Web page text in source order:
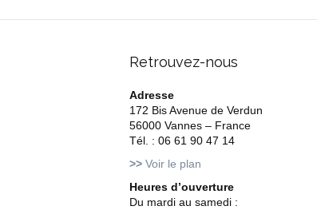
Retrouvez-nous
Adresse
172 Bis Avenue de Verdun
56000 Vannes – France
Tél. : 06 61 90 47 14
>> Voir le plan
Heures d’ouverture
Du mardi au samedi :